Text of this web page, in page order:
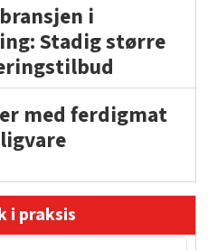
i
Stadig større
med ferdigmat
i praksis